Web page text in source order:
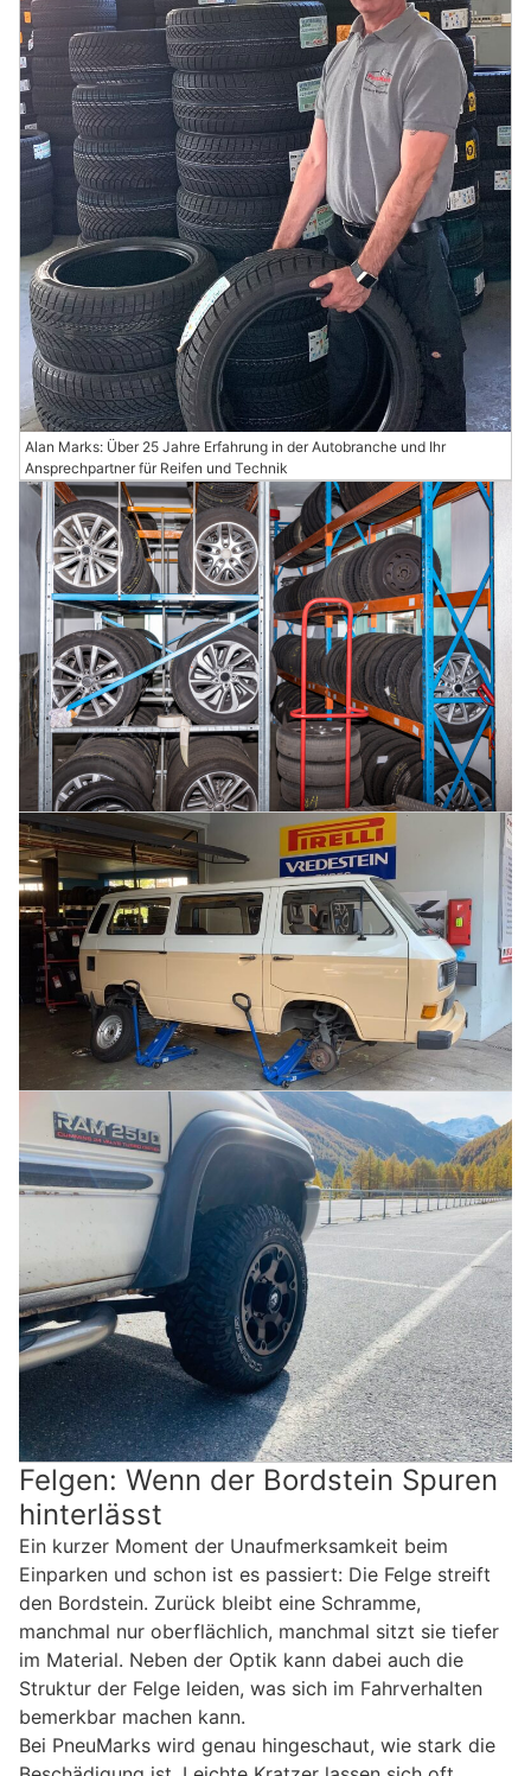
Alan Marks: Über 25 Jahre Erfahrung in der Autobranche und Ihr
Ansprechpartner für Reifen und Technik
Felgen: Wenn der Bordstein Spuren
hinterlässt
Ein kurzer Moment der Unaufmerksamkeit beim
Einparken und schon ist es passiert: Die Felge streift
den Bordstein. Zurück bleibt eine Schramme,
manchmal nur oberflächlich, manchmal sitzt sie tiefer
im Material. Neben der Optik kann dabei auch die
Struktur der Felge leiden, was sich im Fahrverhalten
bemerkbar machen kann.
Bei PneuMarks wird genau hingeschaut, wie stark die